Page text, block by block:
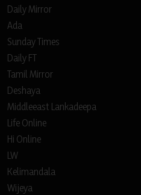
Daily Mirror
Ada
Sunday Times
Daily FT
Tamil Mirror
Deshaya
Middleeast Lankadeepa
Life Online
Hi Online
LW
Kelimandala
Wijeya